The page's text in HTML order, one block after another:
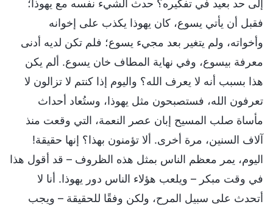
إلى حد بعيد في تفكيره؟ حدث الشيء نفسه مع يهوذا؛
فقبل أن يأتي يسوع، كان يهوذا يكذب على إخوانه
وأخواته، ولم يتغير بعد مجيء يسوع؛ فلم تكن لديه أدنى
معرفة بيسوع، وفي نهاية المطاف خان يسوع. ألم يكن
هذا بسبب أنه لا يعرف الله؟ واليوم إذا كنتم لا تزالون لا
تعرفون الله، فستصبحون مثل يهوذا، وستُعاد أحداث
مأساة صلب المسيح إبان عصر النعمة، التي وقعت منذ
آلاف السنين، مرة أخرى. ألا تؤمنون بهذا؟ إنها حقيقة!
اليوم، يمر معظم الناس بمثل هذه الظروف – قد أقول هذا
في وقت مبكر – ويلعب هؤلاء الناس دور يهوذا. أنا لا
أتحدث على سبيل المرح، ولكن وفقًا للحقيقة – ويجب